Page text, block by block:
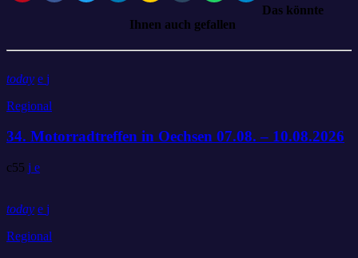
Das könnte
Ihnen auch gefallen
today
Regional
34. Motorradtreffen in Oechsen 07.08. – 10.08.2026
55
today
Regional